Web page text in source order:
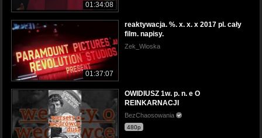
01:34:08
01:37:07
reaktywacja. %. x. x. x 2017 pl. cały
film. napisy.
Zek_Wioska
OWIDIUSZ 1w. p. n. e O
REINKARNACJI
BezChaosowania
480p